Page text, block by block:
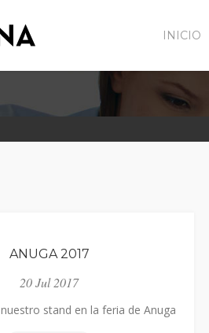
INICIO
ANUGA 2017
20 Jul 2017
stand en la feria de Anuga